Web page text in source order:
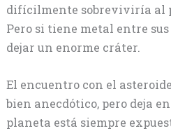
difícilmente sobreviviría al
Pero si tiene metal entre
dejar un enorme cráter.
El encuentro con el
bien anecdótico, pero deja
planeta está siempre